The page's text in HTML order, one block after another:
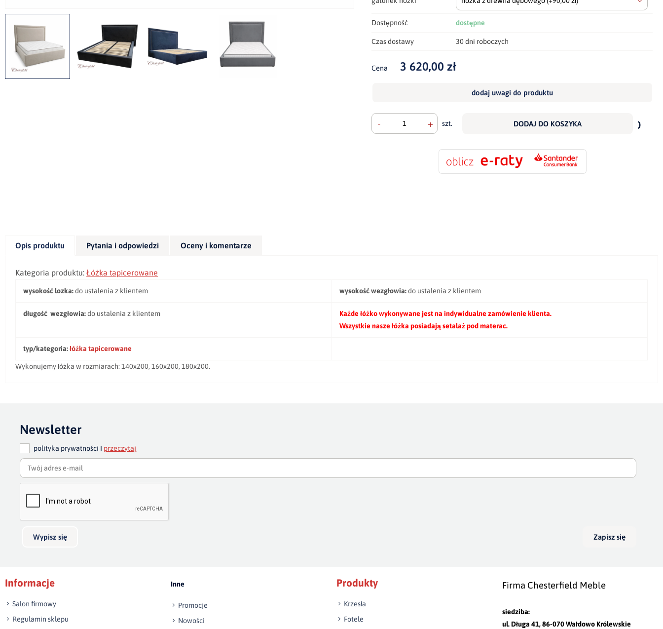
Dostępność dostępne
Czas dostawy 30 dni roboczych
Cena 3 620,00 zł
dodaj uwagi do produktu
- + szt. DODAJ DO KOSZYKA
do
Opis produktu Pytania i odpowiedzi Oceny i komentarze
Kategoria produktu: Łóżka tapicerowane
wysokość lozka:do ustalenia z klientem wysokość wezgłowia:do ustalenia z klientem
długość wezgłowia:do ustalenia z klientem
Każde łóżko wykonywane jest na indywidualne zamówienie klienta.
Wszystkie nasze łóżka posiadają setalaż pod materac.
typ/kategoria:łóżka tapicerowane
Wykonujemy łóżka w rozmiarach: 140x200, 160x200, 180x200.
Newsletter
polityka prywatności I przeczytaj
Wypisz się Zapisz się
Informacje
Salon firmowy
Regulamin sklepu
Inne
Promocje
Nowości
Produkty
Krzesła
Fotele
Firma Chesterfield Meble
siedziba:
ul. Długa 41, 86-070 Wałdowo Królewskie